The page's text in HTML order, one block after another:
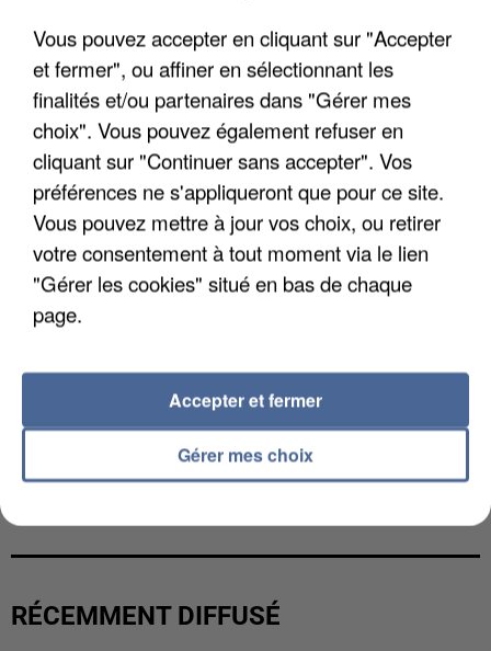
L’UN DES FONDATEURS SUPPOSÉS DE LA DZ
MAFIA INTERPELLÉ EN ALGÉRIE
UN SECOND CADRE DE LA DZ MAFIA
RÉCEMMENT DIFFUSÉ
Vous pouvez accepter en cliquant sur "Accepter
et fermer", ou affiner en sélectionnant les
finalités et/ou partenaires dans "Gérer mes
choix". Vous pouvez également refuser en
cliquant sur "Continuer sans accepter". Vos
préférences ne s'appliqueront que pour ce site.
Vous pouvez mettre à jour vos choix, ou retirer
votre consentement à tout moment via le lien
"Gérer les cookies" situé en bas de chaque
page.
Gérer mes choix
Accepter et fermer